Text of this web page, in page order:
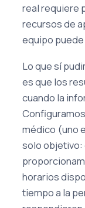
real requiere
recursos de
equipo
Lo que sí
es que los
cuando la
médico (uno
solo objetivo:
horarios
tiempo a la